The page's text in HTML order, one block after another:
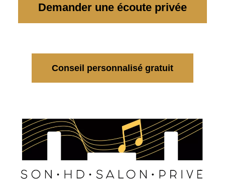
Demander une écoute privée
Conseil personnalisé gratuit